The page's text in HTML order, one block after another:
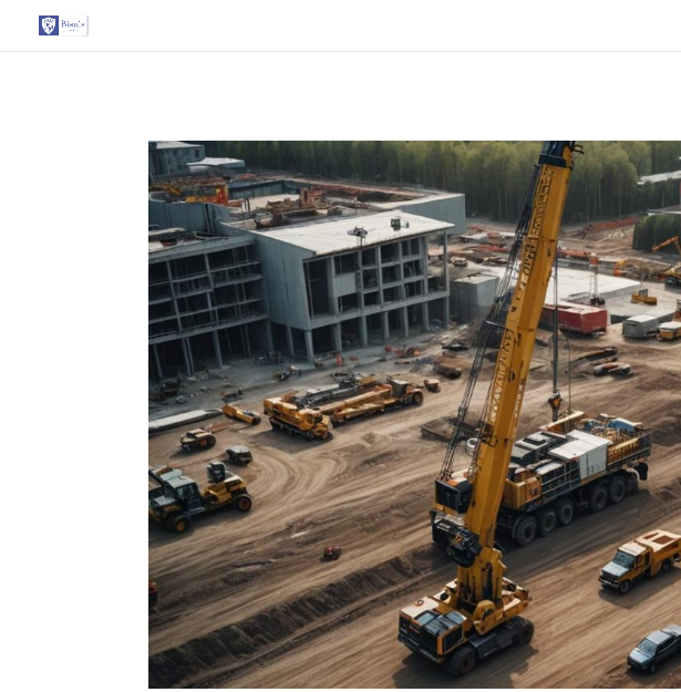
G-T3YPBRZG5Y google-site-verification=FhH8L2qpmJZAhOihK-fb5nqmm2dfCcjnmPLe08LhMIU